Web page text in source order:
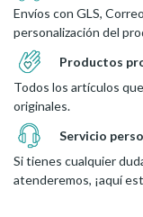
Envíos con GLS,
personalización del
Productos
Todos los artículos
originales.
Servicio
Si tienes cualquier
atenderemos, ¡aquí